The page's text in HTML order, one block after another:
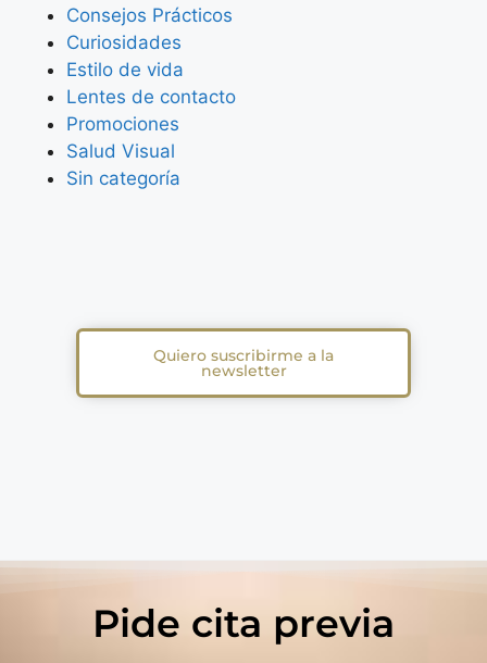
Consejos Prácticos
Curiosidades
Estilo de vida
Lentes de contacto
Promociones
Salud Visual
Sin categoría
Quiero suscribirme a la
newsletter
Pide cita previa